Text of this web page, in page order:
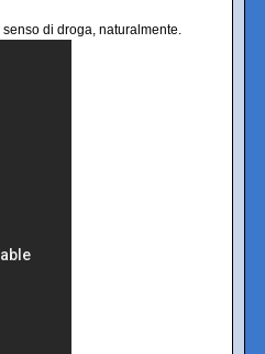
di droga, naturalmente.